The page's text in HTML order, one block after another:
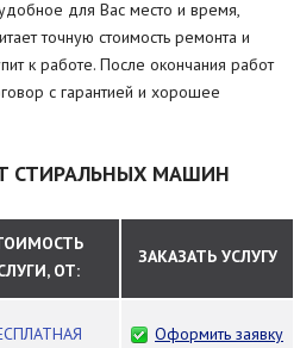
для Вас место и время,
точную стоимость ремонта и
к работе. После окончания работ
с гарантией и хорошее
СТИРАЛЬНЫХ МАШИН
ОТ:
ЗАКАЗАТЬ УСЛУГУ
Оформить заявку